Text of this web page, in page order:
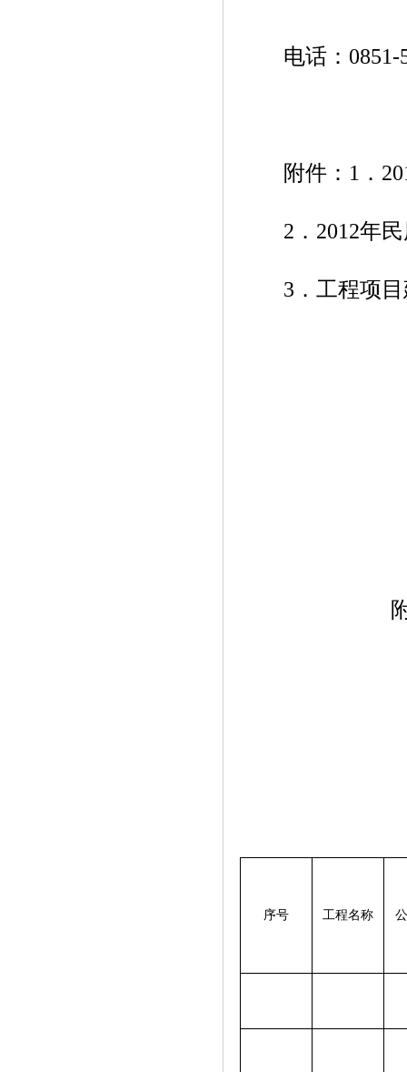
电话：0851-
附件：1．
2．2012年民
3．工程项目
附
序号 工程名称